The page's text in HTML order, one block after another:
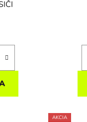
AKCIA